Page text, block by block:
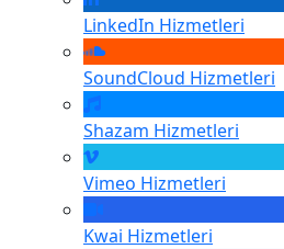
LinkedIn Hizmetleri
SoundCloud Hizmetleri
Shazam Hizmetleri
Vimeo Hizmetleri
Kwai Hizmetleri